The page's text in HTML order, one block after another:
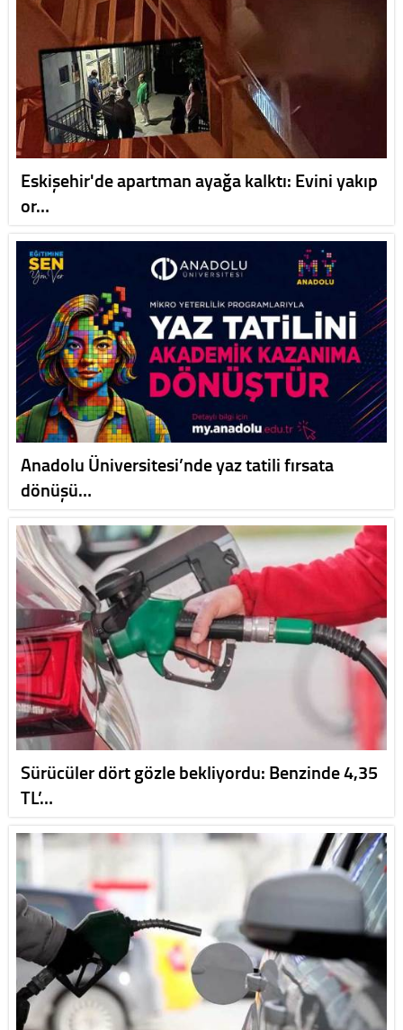
Eskişehir'de apartman ayağa kalktı: Evini yakıp
or…
Anadolu Üniversitesi’nde yaz tatili fırsata
dönüşü…
Sürücüler dört gözle bekliyordu: Benzinde 4,35
TL’…